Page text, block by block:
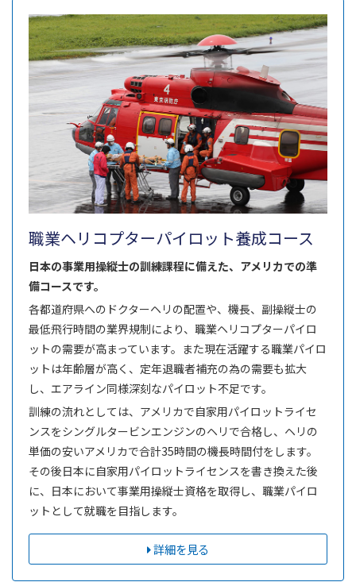
職業ヘリコプターパイロット養成コース
日本の事業用操縦士の訓練課程に備えた、アメリカでの準
備コースです。
各都道府県へのドクターヘリの配置や、機長、副操縦士の
最低飛行時間の業界規制により、職業ヘリコプターパイロ
ットの需要が高まっています。また現在活躍する職業パイロ
ットは年齢層が高く、定年退職者補充の為の需要も拡大
し、エアライン同様深刻なパイロット不足です。
訓練の流れとしては、アメリカで自家用パイロットライセ
ンスをシングルタービンエンジンのヘリで合格し、ヘリの
単価の安いアメリカで合計35時間の機長時間付をします。
その後日本に自家用パイロットライセンスを書き換えた後
に、日本において事業用操縦士資格を取得し、職業パイロ
ットとして就職を目指します。
詳細を見る